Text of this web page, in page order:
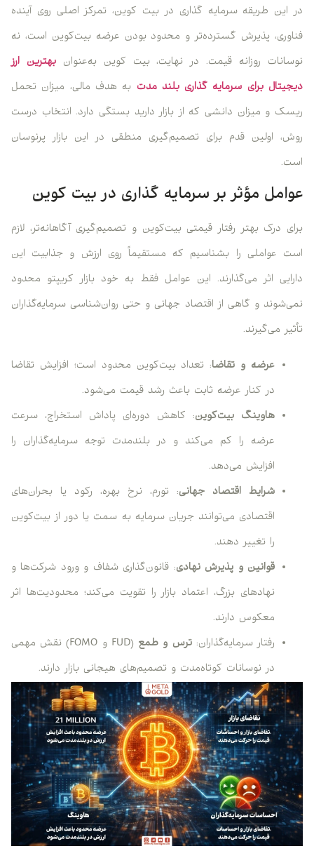
در این طریقه سرمایه گذاری در بیت کوین، تمرکز اصلی روی آینده
فناوری، پذیرش گسترده‌تر و محدود بودن عرضه بیت‌کوین است، نه
نوسانات روزانه قیمت. در نهایت، بیت کوین به‌عنوانبهترین ارز
دیجیتال برای سرمایه گذاری بلند مدت به هدف مالی، میزان تحمل
ریسک و میزان دانشی که از بازار دارید بستگی دارد. انتخاب درست
روش، اولین قدم برای تصمیم‌گیری منطقی در این بازار پرنوسان
است.
عوامل مؤثر بر سرمایه‌ گذاری در بیت‌ کوین
برای درک بهتر رفتار قیمتی بیت‌کوین و تصمیم‌گیری آگاهانه‌تر، لازم
است عواملی را بشناسیم که مستقیماً روی ارزش و جذابیت این
دارایی اثر می‌گذارند. این عوامل فقط به خود بازار کریپتو محدود
نمی‌شوند و گاهی از اقتصاد جهانی و حتی روان‌شناسی سرمایه‌گذاران
تأثیر می‌گیرند.
عرضه و تقاضا: تعداد بیت‌کوین محدود است؛ افزایش تقاضا
در کنار عرضه ثابت باعث رشد قیمت می‌شود.
هاوینگ بیت‌کوین: کاهش دوره‌ای پاداش استخراج، سرعت
عرضه را کم می‌کند و در بلندمدت توجه سرمایه‌گذاران را
افزایش می‌دهد.
شرایط اقتصاد جهانی: تورم، نرخ بهره، رکود یا بحران‌های
اقتصادی می‌توانند جریان سرمایه به سمت یا دور از بیت‌کوین
را تغییر دهند.
قوانین و پذیرش نهادی: قانون‌گذاری شفاف و ورود شرکت‌ها و
نهادهای بزرگ، اعتماد بازار را تقویت می‌کند؛ محدودیت‌ها اثر
معکوس دارند.
رفتار سرمایه‌گذاران:ترس و طمع
(FUD و FOMO) نقش مهمی
در نوسانات کوتاه‌مدت و تصمیم‌های هیجانی بازار دارند.